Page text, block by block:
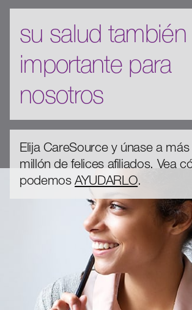
su salud
importante para
nosotros
Elija CareSource y únase a
millón de felices afiliados. Vea
podemosAYUDARLO.